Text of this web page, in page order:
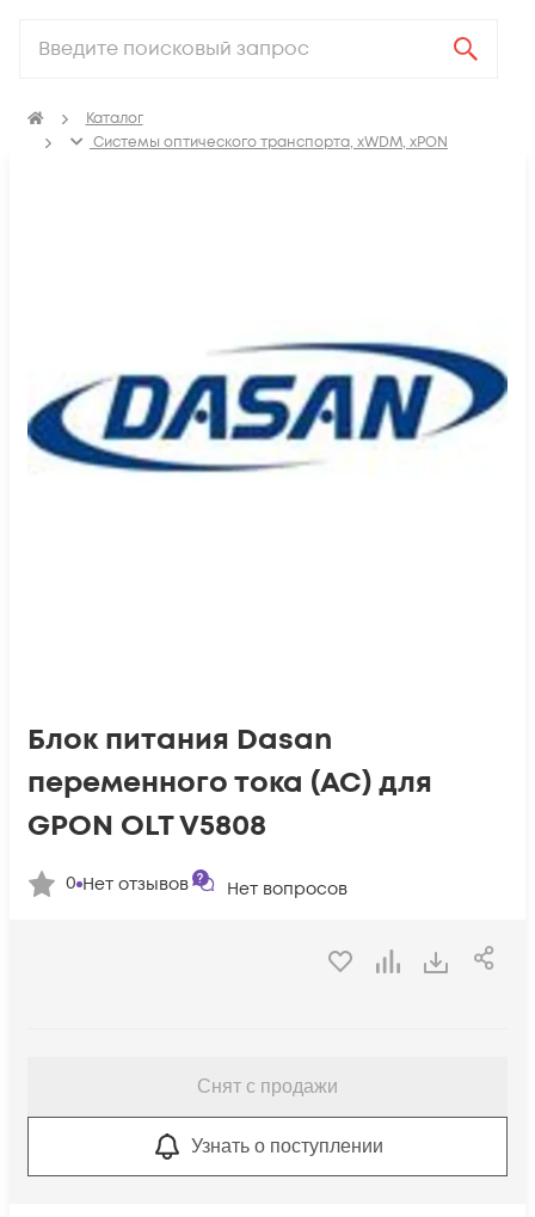
Каталог
Системы оптического транспорта, xWDM, xPON
Блок питания Dasan
переменного тока (AC) для
GPON OLT V5808
0 Нет отзывов Нет вопросов
Снят с продажи
Узнать о поступлении